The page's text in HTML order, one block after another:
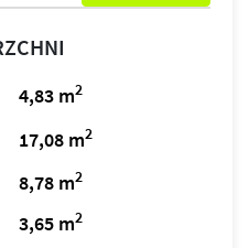
4,83 m2
17,08 m2
8,78 m2
3,65 m2